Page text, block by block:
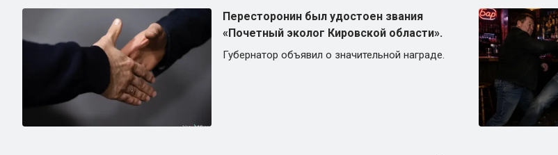
Пересторонин был удостоен звания
«Почетный эколог Кировской области».
Губернатор объявил о значительной награде.